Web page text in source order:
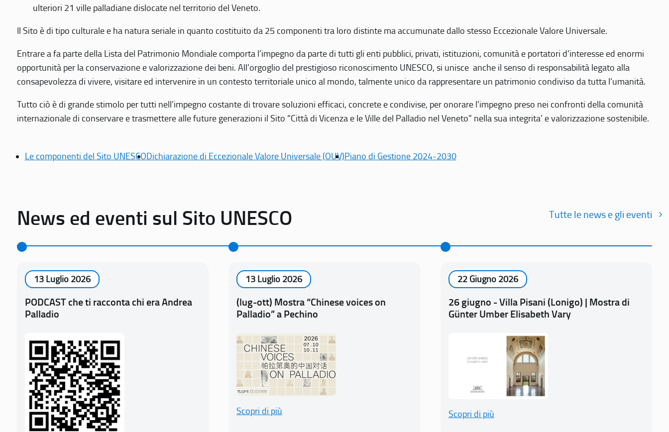
ulteriori 21 ville palladiane dislocate nel territorio del Veneto.
Il Sito è di tipo culturale e ha natura seriale in quanto costituito da 25 componenti tra loro distinte ma accumunate dallo stesso Eccezionale Valore Universale.
Entrare a fa parte della Lista del Patrimonio Mondiale comporta l’impegno da parte di tutti gli enti pubblici, privati, istituzioni, comunità e portatori d’interesse ed enormi
opportunità per la conservazione e valorizzazione dei beni. All’orgoglio del prestigioso riconoscimento UNESCO, si unisce anche il senso di responsabilità legato alla
consapevolezza di vivere, visitare ed intervenire in un contesto territoriale unico al mondo, talmente unico da rappresentare un patrimonio condiviso da tutta l’umanità.
Tutto ciò è di grande stimolo per tutti nell’impegno costante di trovare soluzioni efficaci, concrete e condivise, per onorare l’impegno preso nei confronti della comunità
internazionale di conservare e trasmettere alle future generazioni il Sito “Città di Vicenza e le Ville del Palladio nel Veneto” nella sua integrita’ e valorizzazione sostenibile.
Le componenti del Sito UNESCODichiarazione di Eccezionale Valore Universale (OUV)Piano di Gestione 2024-2030
News ed eventi sul Sito UNESCO Tutte le news e gli eventi
13 Luglio 2026
PODCAST che ti racconta chi era Andrea
Palladio
13 Luglio 2026
(lug-ott) Mostra “Chinese voices on
Palladio” a Pechino
Scopri di più
22 Giugno 2026
26 giugno - Villa Pisani (Lonigo) | Mostra di
Günter Umber Elisabeth Vary
Scopri di più